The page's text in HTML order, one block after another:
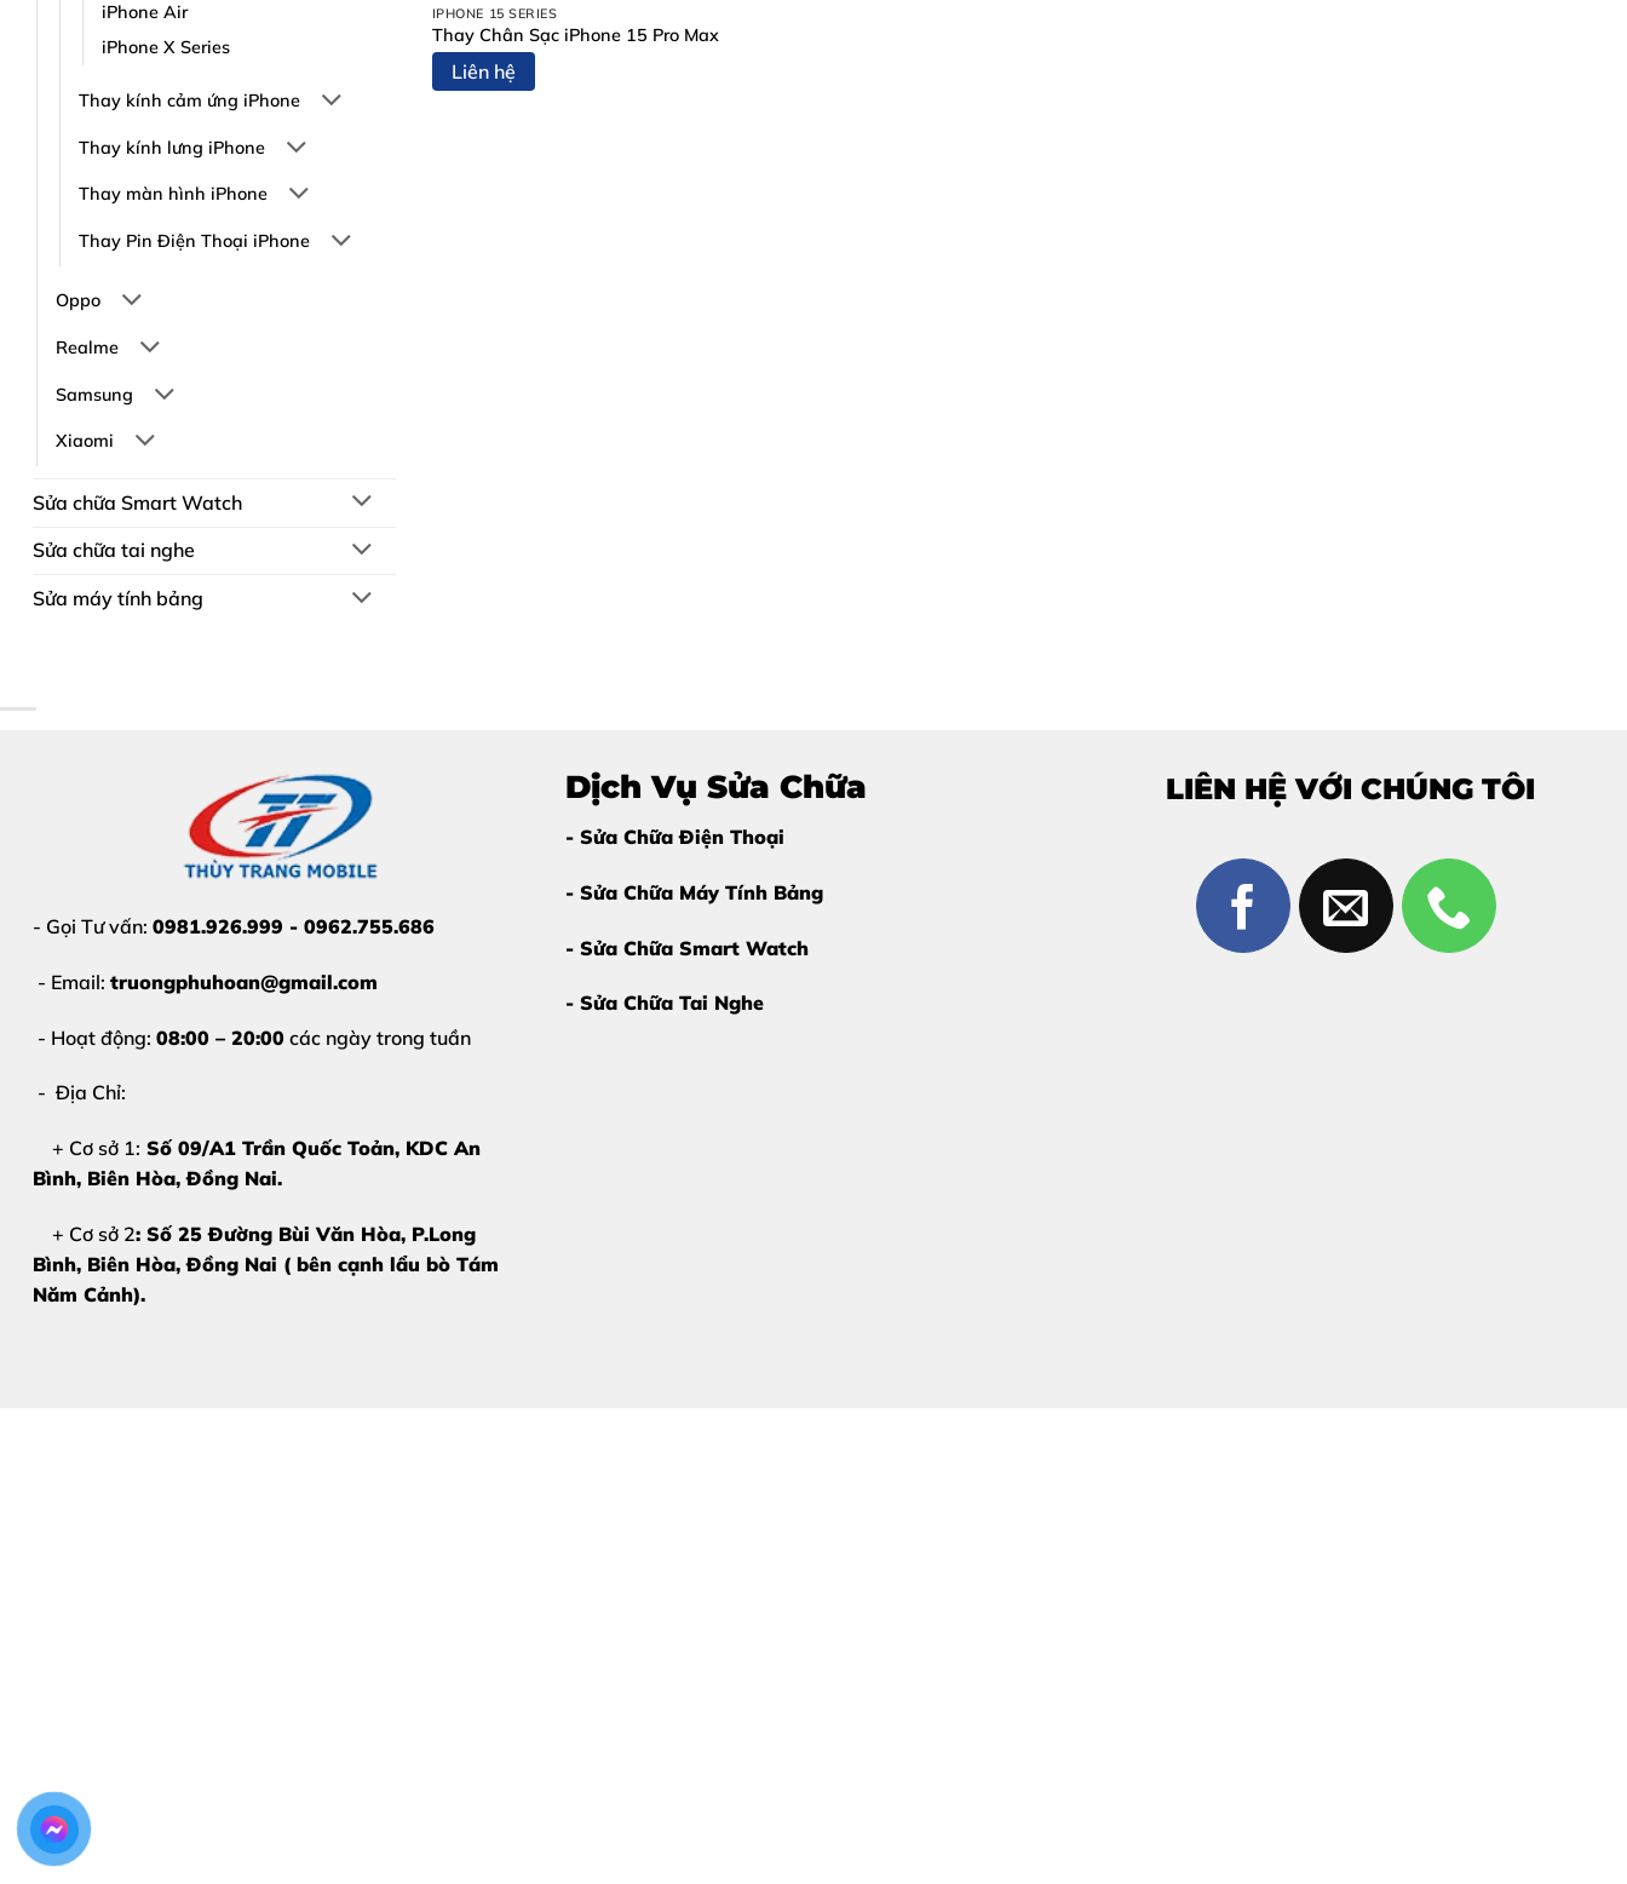
iPhone Air
iPhone X Series
Thay kính cảm ứng iPhone
Thay kính lưng iPhone
Thay màn hình iPhone
Thay Pin Điện Thoại iPhone
Oppo
Realme
Samsung
Xiaomi
Sửa chữa Smart Watch
Sửa chữa tai nghe
Sửa máy tính bảng
IPHONE 15 SERIES
Thay Chân Sạc iPhone 15 Pro Max
Liên hệ
- Gọi Tư vấn: 0981.926.999 - 0962.755.686
- Email: truongphuhoan@gmail.com
- Hoạt động: 08:00 – 20:00 các ngày trong tuần
- Địa Chỉ:
+ Cơ sở 1: Số 09/A1 Trần Quốc Toản, KDC An
Bình, Biên Hòa, Đồng Nai.
+ Cơ sở 2: Số 25 Đường Bùi Văn Hòa, P.Long
Bình, Biên Hòa, Đồng Nai ( bên cạnh lẩu bò Tám
Năm Cảnh).
Dịch Vụ Sửa Chữa
- Sửa Chữa Điện Thoại
- Sửa Chữa Máy Tính Bảng
- Sửa Chữa Smart Watch
- Sửa Chữa Tai Nghe
LIÊN HỆ VỚI CHÚNG TÔI